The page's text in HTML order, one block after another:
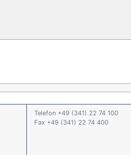
Telefon +49 (341) 22 74 100
Fax +49 (341) 22 74 400